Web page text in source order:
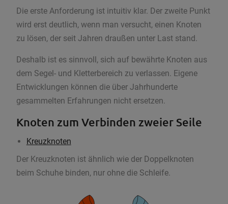
Die erste Anforderung ist intuitiv klar. Der zweite Punkt
wird erst deutlich, wenn man versucht, einen Knoten
zu lösen, der seit Jahren draußen unter Last stand.
Deshalb ist es sinnvoll, sich auf bewährte Knoten aus
dem Segel- und Kletterbereich zu verlassen. Eigene
Entwicklungen können die über Jahrhunderte
gesammelten Erfahrungen nicht ersetzen.
Knoten zum Verbinden zweier Seile
Kreuzknoten
Der Kreuzknoten ist ähnlich wie der Doppelknoten
beim Schuhe binden, nur ohne die Schleife.